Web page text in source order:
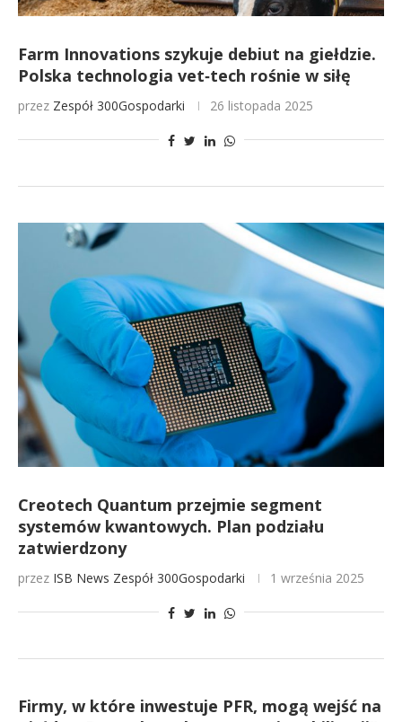
Farm Innovations szykuje debiut na giełdzie.
Polska technologia vet‑tech rośnie w siłę
przez Zespół 300Gospodarki 26 listopada 2025
Creotech Quantum przejmie segment
systemów kwantowych. Plan podziału
zatwierdzony
przez ISB News Zespół 300Gospodarki 1 września 2025
Firmy, w które inwestuje PFR, mogą wejść na